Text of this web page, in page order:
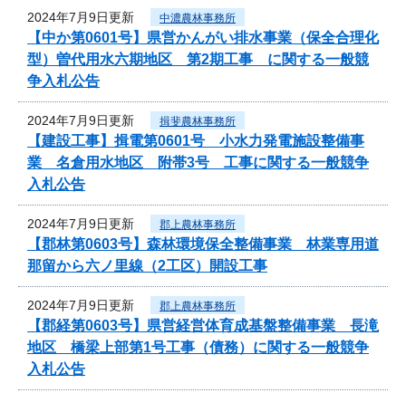
2024年7月9日更新 中濃農林事務所
【中か第0601号】県営かんがい排水事業（保全合理化
型）曽代用水六期地区 第2期工事 に関する一般競
争入札公告
2024年7月9日更新 揖斐農林事務所
【建設工事】揖電第0601号 小水力発電施設整備事
業 名倉用水地区 附帯3号 工事に関する一般競争
入札公告
2024年7月9日更新 郡上農林事務所
【郡林第0603号】森林環境保全整備事業 林業専用道
那留から六ノ里線（2工区）開設工事
2024年7月9日更新 郡上農林事務所
【郡経第0603号】県営経営体育成基盤整備事業 長滝
地区 橋梁上部第1号工事（債務）に関する一般競争
入札公告